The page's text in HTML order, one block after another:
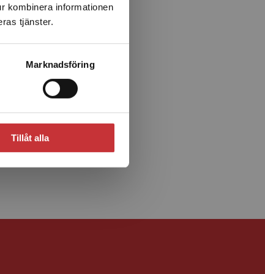
kombinera informationen
tjänster.
Marknadsföring
Tillåt alla